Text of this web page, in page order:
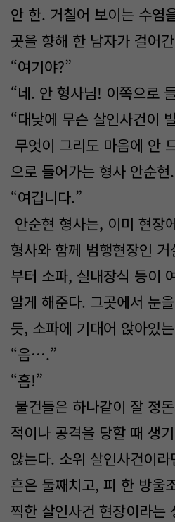
안 한. 거칠어 보이는 수염
곳을 향해 한 남자가 걸어
“여기야?”
“네. 안 형사님! 이쪽으로
“대낮에 무슨 살인사건이
무엇이 그리도 마음에 안
으로 들어가는 형사 안순현.
“여깁니다.”
안순현 형사는, 이미 현장
형사와 함께 범행현장인
부터 소파, 실내장식 등이
알게 해준다. 그곳에서 눈
듯, 소파에 기대어 앉아있
“음….”
“흠!”
물건들은 하나같이 잘 정
적이나 공격을 당할 때 생
않는다. 소위 살인사건이
흔은 둘째치고, 피 한 방울
찍한 살인사건 현장이라는